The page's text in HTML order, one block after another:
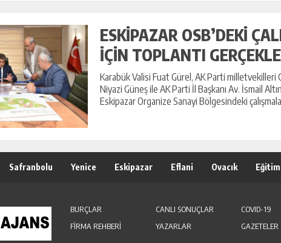
ESKİPAZAR OSB’DEKİ
İÇİN TOPLANTI
Karabük Valisi Fuat Gürel, AK Parti milletvekilleri
Niyazi Güneş ile AK Parti İl Başkanı Av. İsmail
Eskipazar Organize Sanayi Bölgesindeki
Safranbolu Yenice Eskipazar Eflani Ovacık Eğitim
BURÇLAR CANLI SONUÇLAR COVID-19
FİRMA REHBERİ
YAZARLAR GAZETELER